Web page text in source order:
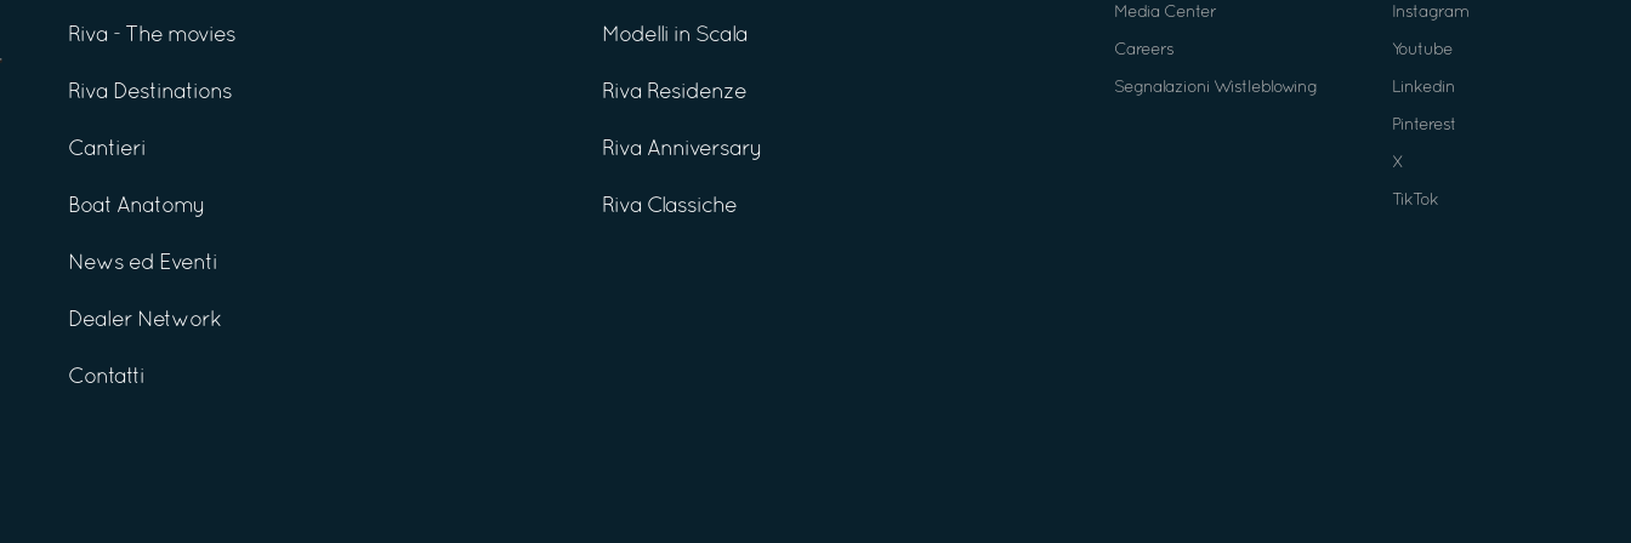
Riva - The movies
Riva Destinations
Cantieri
Boat Anatomy
News ed Eventi
Dealer Network
Contatti
Modelli in Scala
Riva Residenze
Riva Anniversary
Riva Classiche
Media Center
Careers
Segnalazioni Wistleblowing
Instagram
Youtube
Linkedin
Pinterest
X
TikTok